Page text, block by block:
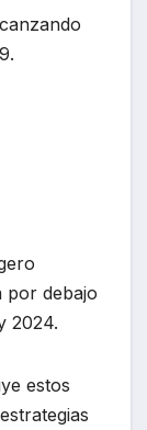
por debajo
2024.
estos